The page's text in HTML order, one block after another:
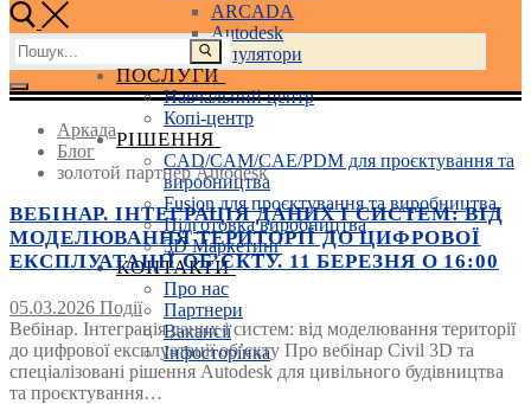
ARCADA
Autodesk
3D маніпулятори
ПОСЛУГИ
Навчальний центр
Копі-центр
РІШЕННЯ
CAD/CAM/CAE/PDM для проєктування та
виробництва
Fusion для проєктування та виробництва
Підготовка виробництва
3D Маркетинг
КОНТАКТИ
Про нас
Партнери
Вакансії
Інфосторінка
Пошук:
Аркада
Блог
золотой партнер Autodesk
ВЕБІНАР. ІНТЕГРАЦІЯ ДАНИХ І СИСТЕМ: ВІД
МОДЕЛЮВАННЯ ТЕРИТОРІЇ ДО ЦИФРОВОЇ
ЕКСПЛУАТАЦІЇ ОБ’ЄКТУ. 11 БЕРЕЗНЯ О 16:00
05.03.2026 Події
Вебінар. Інтеграція даних і систем: від моделювання території
до цифрової експлуатації об’єкту Про вебінар Civil 3D та
спеціалізовані рішення Autodesk для цивільного будівництва
та проєктування…